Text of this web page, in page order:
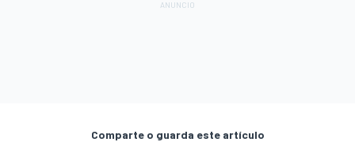
Comparte o guarda este artículo